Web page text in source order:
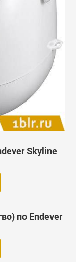
Skyline
по Endever